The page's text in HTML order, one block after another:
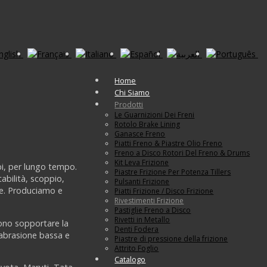
Home
Chi Siamo
Prodotti
Le Guarnizioni Dei Freni
Rotolo Brake Lining
Ganasce Freno
Piatti Freno & Piastre Olio Freno
Freno a Disco Rotori Del Freno & Drums
Kit Leva Frizione
Piastre Frizione Per Potenza Tillers
Pulsanti Frizione
Piatti Frizione / Disco Frizione
Rivestimenti Frizione
Pastiglie Freno a Disco
Rivetti in Metallo
Denti Fodera
Piastre di pressione della frizione
Attrito Foglio
Catalogo
per lungo tempo.
scoppio,
Produciamo e
sopportare la
bassa e